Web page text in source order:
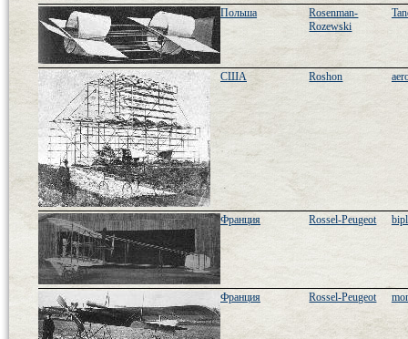
Польша
Rosenman-
Rozewski
США Roshon
Франция Rossel-Peugeot
Франция Rossel-Peugeot